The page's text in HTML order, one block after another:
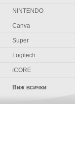
NINTENDO
Canva
Super
Logitech
iCORE
Виж всички